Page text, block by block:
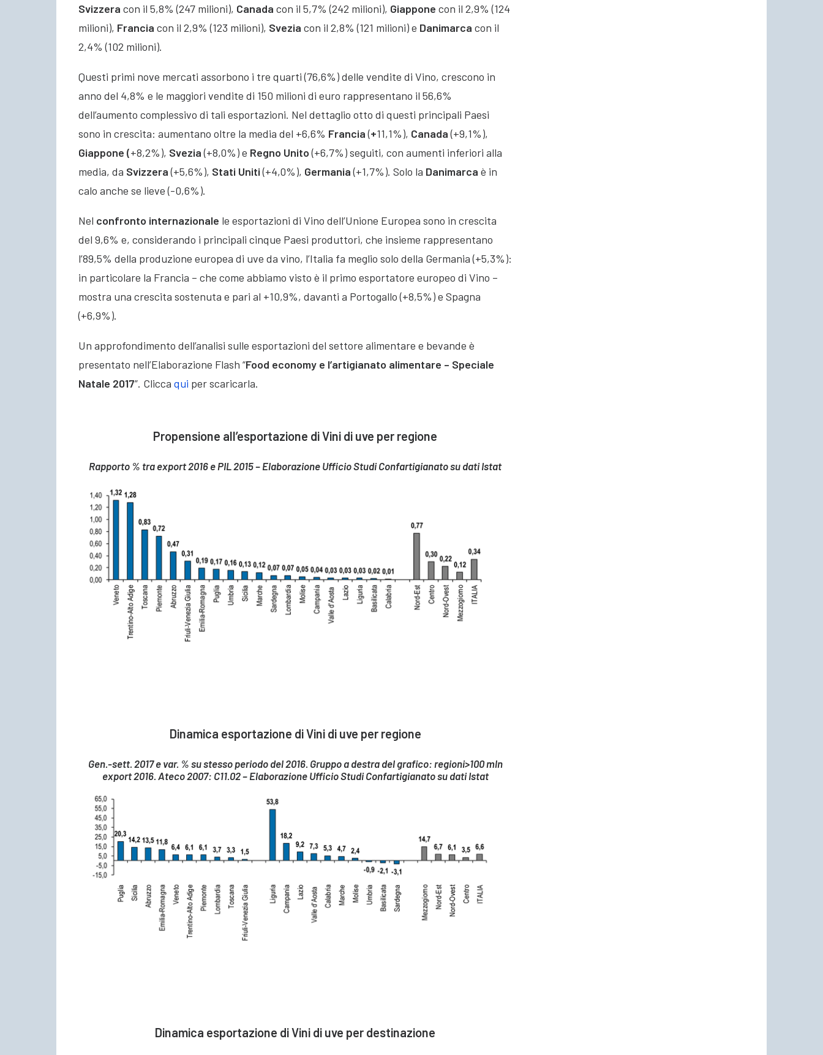
Svizzera con il 5,8% (247 milioni), Canada con il 5,7% (242 milioni), Giappone con il 2,9% (124
milioni), Francia con il 2,9% (123 milioni), Svezia con il 2,8% (121 milioni) e Danimarca con il
2,4% (102 milioni).
Questi primi nove mercati assorbono i tre quarti (76,6%) delle vendite di Vino, crescono in
anno del 4,8% e le maggiori vendite di 150 milioni di euro rappresentano il 56,6%
dell’aumento complessivo di tali esportazioni. Nel dettaglio otto di questi principali Paesi
sono in crescita: aumentano oltre la media del +6,6% Francia(+11,1%), Canada(+9,1%),
Giappone (+8,2%), Svezia(+8,0%) e Regno Unito(+6,7%) seguiti, con aumenti inferiori alla
media, da Svizzera(+5,6%), Stati Uniti(+4,0%), Germania(+1,7%). Solo la Danimarca è in
calo anche se lieve (-0,6%).
Nel confronto internazionale le esportazioni di Vino dell’Unione Europea sono in crescita
del 9,6% e, considerando i principali cinque Paesi produttori, che insieme rappresentano
l’89,5% della produzione europea di uve da vino, l’Italia fa meglio solo della Germania (+5,3%):
in particolare la Francia – che come abbiamo visto è il primo esportatore europeo di Vino –
mostra una crescita sostenuta e pari al +10,9%, davanti a Portogallo (+8,5%) e Spagna
(+6,9%).
Un approfondimento dell’analisi sulle esportazioni del settore alimentare e bevande è
presentato nell’Elaborazione Flash “Food economy e l’artigianato alimentare – Speciale
Natale 2017”. Clicca qui per scaricarla.
Propensione all’esportazione di Vini di uve per regione
Rapporto % tra export 2016 e PIL 2015 – Elaborazione Ufficio Studi Confartigianato su dati Istat
Dinamica esportazione di Vini di uve per regione
Gen.-sett. 2017 e var. % su stesso periodo del 2016. Gruppo a destra del grafico: regioni>100 mln
export 2016. Ateco 2007: C11.02 – Elaborazione Ufficio Studi Confartigianato su dati Istat
Dinamica esportazione di Vini di uve per destinazione